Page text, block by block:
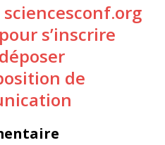
s’inscrire
de